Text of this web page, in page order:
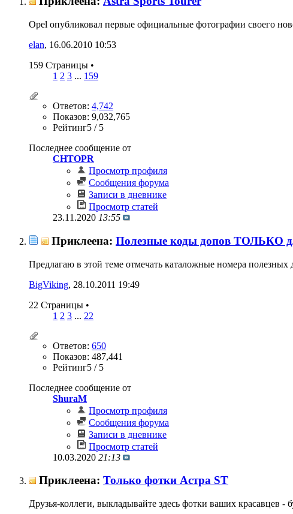
Opel опубликовал первые официальные фотографии своего
elan‎, 16.06.2010 10:53
159 Страницы •
1 2 3 ... 159
Ответов: 4,742
Показов: 9,032,765
Рейтинг5 / 5
Последнее сообщение от
CHTOPR
Просмотр профиля
Сообщения форума
Записи в дневнике
Просмотр статей
23.11.2020 13:55
Приклеена: Полезные коды допов ТОЛЬКО
Предлагаю в этой теме отмечать каталожные номера
BigViking‎, 28.10.2011 19:49
22 Страницы •
1 2 3 ... 22
Ответов: 650
Показов: 487,441
Рейтинг5 / 5
Последнее сообщение от
ShuraM
Просмотр профиля
Сообщения форума
Записи в дневнике
Просмотр статей
10.03.2020 21:13
Приклеена: Только фотки Астра ST
Друзья-коллеги, выкладывайте здесь фотки ваших красавцев -